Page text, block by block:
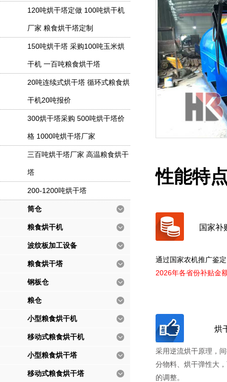
120吨烘干塔定做 100吨烘干机
厂家 粮食烘干塔定制
150吨烘干塔 采购100吨玉米烘
干机 一百吨粮食烘干塔
20吨连续式烘干塔 循环式粮食烘
干机20吨报价
300烘干塔采购 500吨烘干塔价
格 1000吨烘干塔厂家
三百吨烘干塔厂家 高温粮食烘干
塔
200-1200吨烘干塔
筒仓
粮食烘干机
波纹板加工设备
粮食烘干塔
钢板仓
粮仓
小型粮食烘干机
移动式粮食烘干机
小型粮食烘干塔
移动式粮食烘干塔
性能特
国家补
通过国家农机推广鉴
2026年各省份补贴金
烘
采用逆流烘干原理，
分物料、烘干弹性大
的调整。